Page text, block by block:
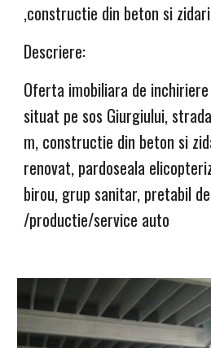
,constructie din beton si zidari
Descriere:
Oferta imobiliara de
situat pe sos Giurgiului,
m, constructie din beton si
renovat, pardoseala
birou, grup sanitar, pretabil
/productie/service auto